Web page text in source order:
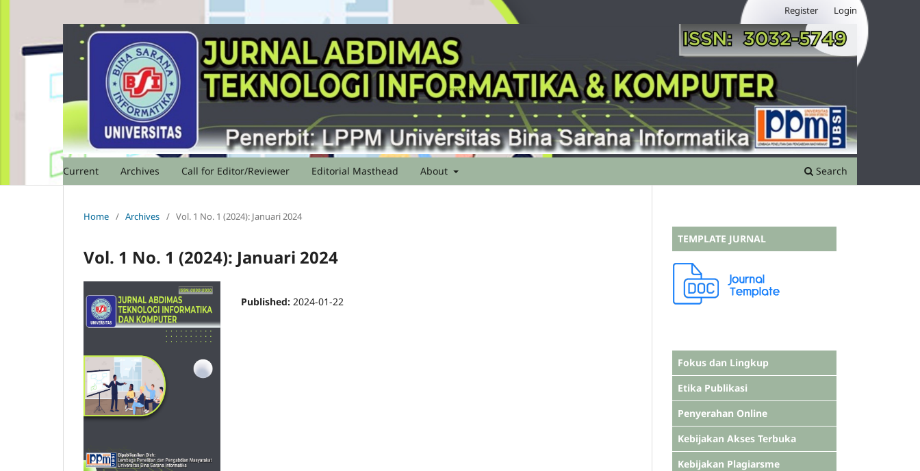
Current Archives Call for Editor/Reviewer Editorial Masthead About Search
Register Login
Home / Archives / Vol. 1 No. 1 (2024): Januari 2024
Vol. 1 No. 1 (2024): Januari 2024
Published: 2024-01-22
TEMPLATE JURNAL
Fokus dan Lingkup
Etika Publikasi
Penyerahan Online
Kebijakan Akses Terbuka
Kebijakan Plagiarsme